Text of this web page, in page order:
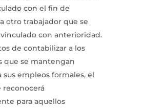
con el fin de
otro trabajador que se
con anterioridad.
de contabilizar a los
que se mantengan
sus empleos formales, el
reconocerá
para aquellos